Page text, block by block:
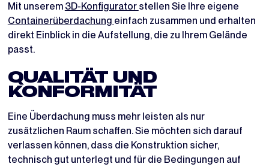
Mit unserem 3D-Konfigurator stellen Sie Ihre eigene
Containerüberdachung einfach zusammen und erhalten
direkt Einblick in die Aufstellung, die zu Ihrem Gelände
passt.
QUALITÄT UND
KONFORMITÄT
Eine Überdachung muss mehr leisten als nur
zusätzlichen Raum schaffen. Sie möchten sich darauf
verlassen können, dass die Konstruktion sicher,
technisch gut unterlegt und für die Bedingungen auf